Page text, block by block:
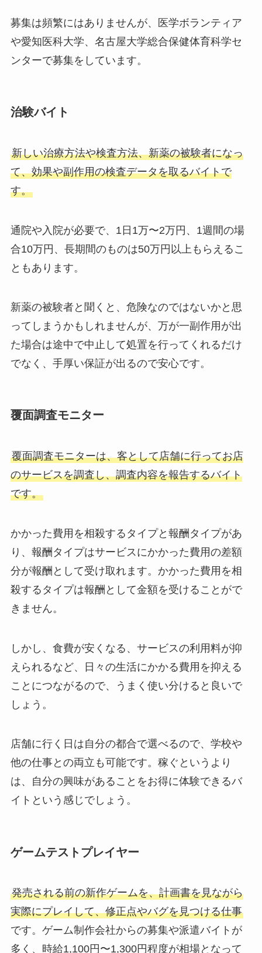
募集は頻繁にはありませんが、医学ボランティア
や愛知医科大学、名古屋大学総合保健体育科学セ
ンターで募集をしています。
治験バイト
新しい治療方法や検査方法、新薬の被験者になっ
て、効果や副作用の検査データを取るバイトで
す。
通院や入院が必要で、1日1万〜2万円、1週間の場
合10万円、長期間のものは50万円以上もらえるこ
ともあります。
新薬の被験者と聞くと、危険なのではないかと思
ってしまうかもしれませんが、万が一副作用が出
た場合は途中で中止して処置を行ってくれるだけ
でなく、手厚い保証が出るので安心です。
覆面調査モニター
覆面調査モニターは、客として店舗に行ってお店
のサービスを調査し、調査内容を報告するバイト
です。
かかった費用を相殺するタイプと報酬タイプがあ
り、報酬タイプはサービスにかかった費用の差額
分が報酬として受け取れます。かかった費用を相
殺するタイプは報酬として金額を受けることがで
きません。
しかし、食費が安くなる、サービスの利用料が抑
えられるなど、日々の生活にかかる費用を抑える
ことにつながるので、うまく使い分けると良いで
しょう。
店舗に行く日は自分の都合で選べるので、学校や
他の仕事との両立も可能です。稼ぐというより
は、自分の興味があることをお得に体験できるバ
イトという感じでしょう。
ゲームテストプレイヤー
発売される前の新作ゲームを、計画書を見ながら
実際にプレイして、修正点やバグを見つける仕事
です。ゲーム制作会社からの募集や派遣バイトが
多く、時給1,100円〜1,300円程度が相場となって